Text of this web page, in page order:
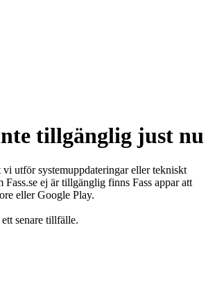
tillgänglig just nu
vi utför systemuppdateringar eller tekniskt
Fass.se ej är tillgänglig finns Fass appar att
eller Google Play.
senare tillfälle.